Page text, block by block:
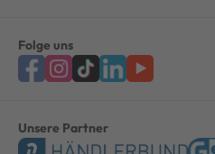
Folge uns
Unsere Partner